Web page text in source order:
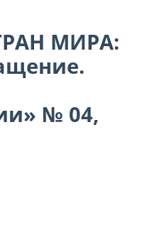
МИРА:
№ 04,